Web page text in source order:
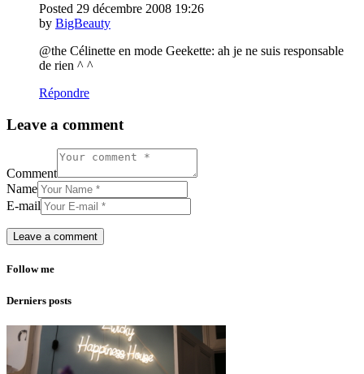
Posted 29 décembre 2008 19:26
by BigBeauty
@the Célinette en mode Geekette: ah je ne suis responsable
de rien ^ ^
Répondre
Leave a comment
Comment
Name
E-mail
Follow me
Derniers posts